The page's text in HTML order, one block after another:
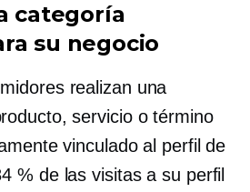
categoría
su negocio
realizan una
servicio o término
vinculado al perfil de
% de las visitas a su perfil